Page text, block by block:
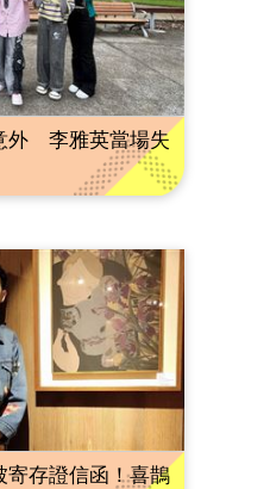
外 李雅英當場失
寄存證信函！喜鵲